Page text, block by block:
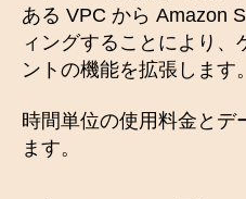
ある VPC から Amazon
ィングすることにより、
ントの機能を拡張します。
時間単位の使用料金とデ
ます。